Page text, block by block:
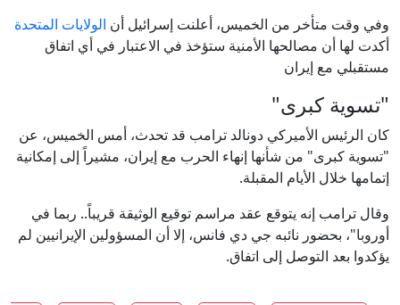
وفي وقت متأخر من الخميس، أعلنت إسرائيل أن الولايات المتحدة
أكدت لها أن مصالحها الأمنية ستؤخذ في الاعتبار في أي اتفاق
مستقبلي مع إيران
"تسوية كبرى"
كان الرئيس الأميركي دونالد ترامب قد تحدث، أمس الخميس، عن
"تسوية كبرى" من شأنها إنهاء الحرب مع إيران، مشيراً إلى إمكانية
إتمامها خلال الأيام المقبلة.
وقال ترامب إنه يتوقع عقد مراسم توقيع الوثيقة قريباً.. ربما في
أوروبا"، بحضور نائبه جي دي فانس، إلا أن المسؤولين الإيرانيين لم
يؤكدوا بعد التوصل إلى اتفاق.